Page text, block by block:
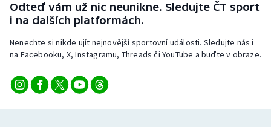
Odteď vám už nic neunikne. Sledujte ČT sport
i na dalších platformách.
Nenechte si nikde ujít nejnovější sportovní události. Sledujte nás i
na Facebooku, X, Instagramu, Threads či YouTube a buďte v obraze.